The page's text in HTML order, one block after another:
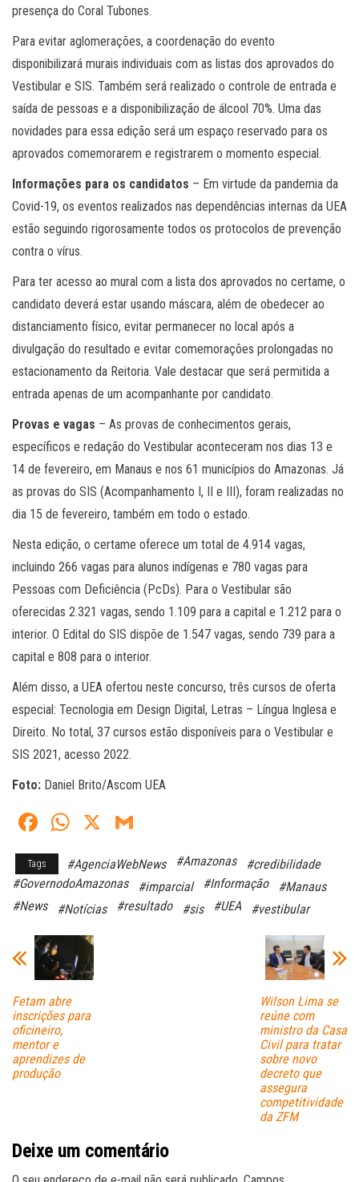
presença do Coral Tubones.
Para evitar aglomerações, a coordenação do evento
disponibilizará murais individuais com as listas dos aprovados do
Vestibular e SIS. Também será realizado o controle de entrada e
saída de pessoas e a disponibilização de álcool 70%. Uma das
novidades para essa edição será um espaço reservado para os
aprovados comemorarem e registrarem o momento especial.
Informações para os candidatos – Em virtude da pandemia da
Covid-19, os eventos realizados nas dependências internas da UEA
estão seguindo rigorosamente todos os protocolos de prevenção
contra o vírus.
Para ter acesso ao mural com a lista dos aprovados no certame, o
candidato deverá estar usando máscara, além de obedecer ao
distanciamento físico, evitar permanecer no local após a
divulgação do resultado e evitar comemorações prolongadas no
estacionamento da Reitoria. Vale destacar que será permitida a
entrada apenas de um acompanhante por candidato.
Provas e vagas – As provas de conhecimentos gerais,
específicos e redação do Vestibular aconteceram nos dias 13 e
14 de fevereiro, em Manaus e nos 61 municípios do Amazonas. Já
as provas do SIS (Acompanhamento I, II e III), foram realizadas no
dia 15 de fevereiro, também em todo o estado.
Nesta edição, o certame oferece um total de 4.914 vagas,
incluindo 266 vagas para alunos indígenas e 780 vagas para
Pessoas com Deficiência (PcDs). Para o Vestibular são
oferecidas 2.321 vagas, sendo 1.109 para a capital e 1.212 para o
interior. O Edital do SIS dispõe de 1.547 vagas, sendo 739 para a
capital e 808 para o interior.
Além disso, a UEA ofertou neste concurso, três cursos de oferta
especial: Tecnologia em Design Digital, Letras – Língua Inglesa e
Direito. No total, 37 cursos estão disponíveis para o Vestibular e
SIS 2021, acesso 2022.
Foto: Daniel Brito/Ascom UEA
Fa
ce
bo
ok
W
ts
A
X
ail
Tags #AgenciaWebNews #Amazonas
#credibilidade
#GovernodoAmazonas
#imparcial #Informação
#Manaus
#News
#Notícias #resultado #sis #UEA #vestibular
Fetam abre
inscrições para
oficineiro,
mentor e
aprendizes de
produção
Wilson Lima se
reúne com
ministro da Casa
Civil para tratar
sobre novo
decreto que
assegura
competitividade
da ZFM
Deixe um comentário